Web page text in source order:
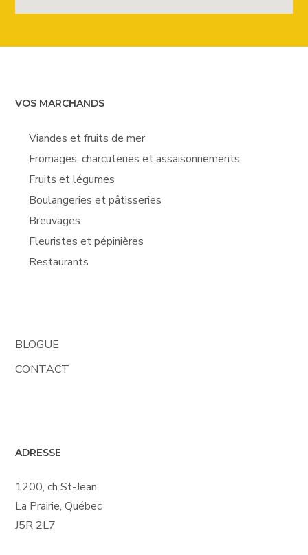
VOS MARCHANDS
Viandes et fruits de mer
Fromages, charcuteries et assaisonnements
Fruits et légumes
Boulangeries et pâtisseries
Breuvages
Fleuristes et pépinières
Restaurants
BLOGUE
CONTACT
ADRESSE
1200, ch St-Jean
La Prairie, Québec
J5R 2L7